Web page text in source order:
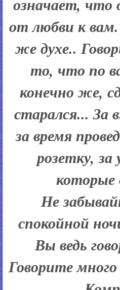
от любви к
же духе..
то, что по
конечно же,
старался... За
за время
розетку,
Не
спокойной
Вы ведь
Говорите